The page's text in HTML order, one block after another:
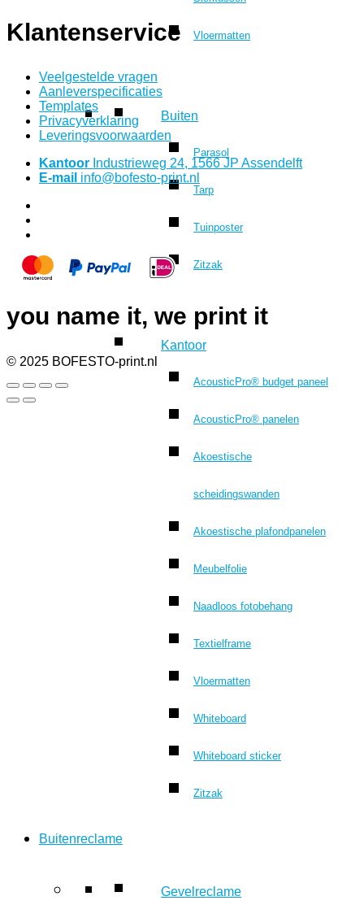
Vloermatten
Buiten
Parasol
Tarp
Tuinposter
Zitzak
Kantoor
AcousticPro® budget paneel
AcousticPro® panelen
Akoestische
scheidingswanden
Akoestische plafondpanelen
Meubelfolie
Naadloos fotobehang
Textielframe
Vloermatten
Whiteboard
Whiteboard sticker
Zitzak
Buitenreclame
Gevelreclame
Klantenservice
Veelgestelde vragen
Aanleverspecificaties
Templates
Privacyverklaring
Leveringsvoorwaarden
Kantoor Industrieweg 24, 1566 JP Assendelft
E-mail info@bofesto-print.nl
you name it, we print it
© 2025 BOFESTO-print.nl